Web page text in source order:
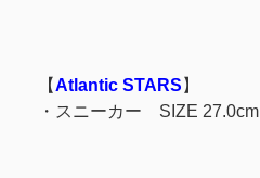
【Atlantic STARS 】
・スニーカー SIZE 27.0cm